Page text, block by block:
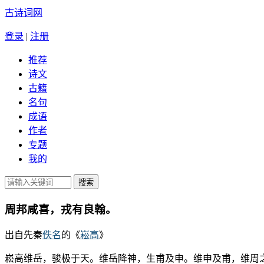
古诗词网
登录 | 注册
推荐
诗文
古籍
名句
成语
作者
专题
我的
周邦咸喜，戎有良翰。
出自先秦佚名的《崧高》
崧高维岳，骏极于天。维岳降神，生甫及申。维申及甫，维周